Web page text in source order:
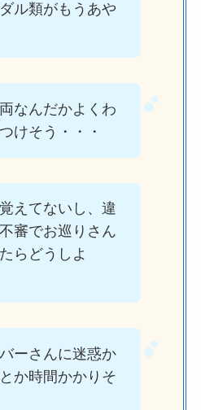
ル類がもうあや
なんだかよくわ
けそう・・・
えてないし、違
審でお巡りさん
らどうしよ
ーさんに迷惑か
か時間かかりそ